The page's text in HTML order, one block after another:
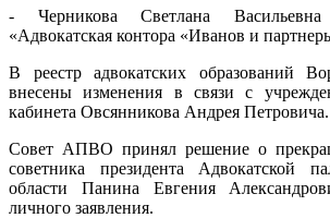
- Черникова Светлана
«Адвокатская контора «Иванов и
В реестр адвокатских образований
внесены изменения в связи с
кабинета Овсянникова Андрея Петровича.
Совет АПВО принял решение о
советника президента Адвокатской
области Панина Евгения
личного заявления.